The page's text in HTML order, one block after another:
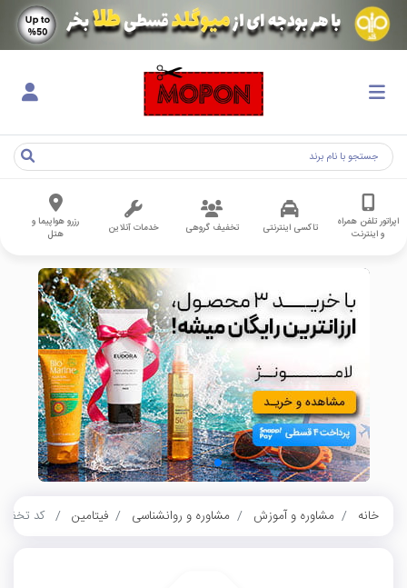
اپراتور تلفن همراه
و اینترنت
تاکسی اینترنتی تخفیف گروهی خدمات آنلاین
رزرو هواپیما و
هتل
خانه مشاوره و آموزش مشاوره و روانشناسی فیتامین کد تخفیف 10 درصدی اولین خرید اشتراک 6